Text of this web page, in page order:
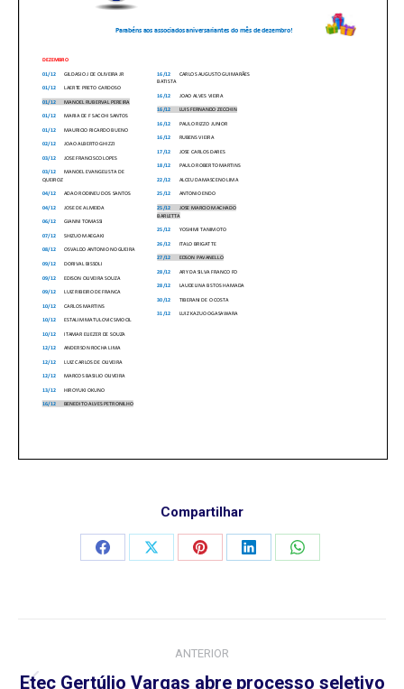
Compartilhar
CompartilharCompartilharCompartilharCompartilharCompartilhar
de
ANTERIOR
Etec Gertúlio Vargas abre processo seletivo